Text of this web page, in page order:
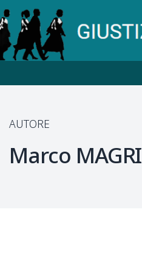
AUTORE
Marco MAGRI